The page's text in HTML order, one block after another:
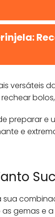
versáteis
preparar e
e
gemas e